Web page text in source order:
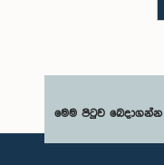
මෙම පිටුව බෙදාගන්න